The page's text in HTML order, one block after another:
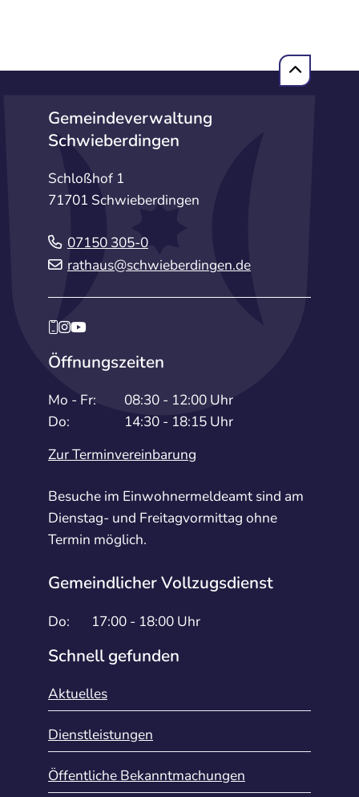
Gemeindeverwaltung
Schwieberdingen
Schloßhof 1
71701 Schwieberdingen
07150 305-0
rathaus@schwieberdingen.de
Öffnungszeiten
Mo - Fr:
08:30 - 12:00 Uhr
Do:
14:30 - 18:15 Uhr
Zur Terminvereinbarung
Besuche im Einwohnermeldeamt sind am
Dienstag- und Freitagvormittag ohne
Termin möglich.
Gemeindlicher Vollzugsdienst
Do: 17:00 - 18:00 Uhr
Schnell gefunden
Aktuelles
Dienstleistungen
Öffentliche Bekanntmachungen